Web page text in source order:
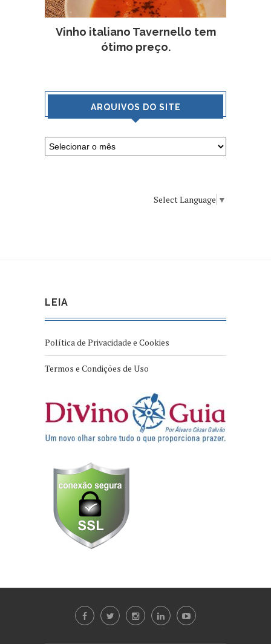
Vinho italiano Tavernello tem
ótimo preço.
ARQUIVOS DO SITE
Select Language ▼
LEIA
Política de Privacidade e Cookies
Termos e Condições de Uso